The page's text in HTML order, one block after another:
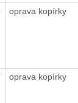
oprava kopírky
oprava kopírky